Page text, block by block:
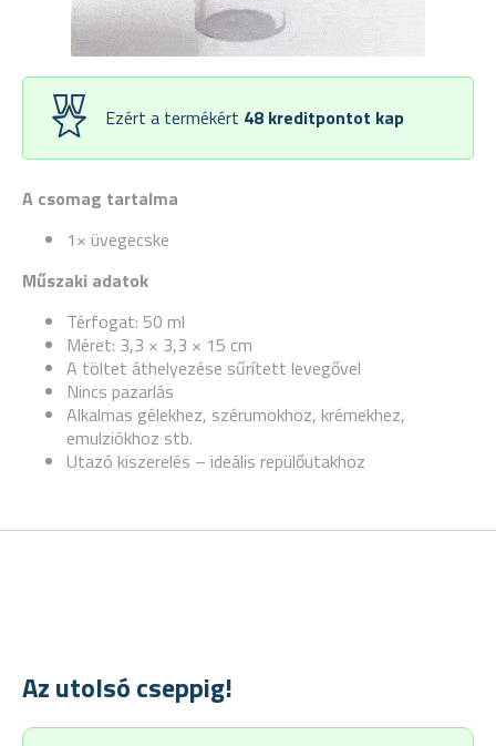
A csomag tartalma
1× üvegecske
Műszaki adatok
Térfogat: 50 ml
Méret: 3,3 × 3,3 × 15 cm
A töltet áthelyezése sűrített levegővel
Nincs pazarlás
Alkalmas gélekhez, szérumokhoz, krémekhez,
emulziókhoz stb.
Utazó kiszerelés – ideális repülőutakhoz
Ezért a termékért 48 kreditpontot kap
Az utolsó cseppig!